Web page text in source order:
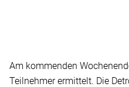
Am kommenden
Teilnehmer ermittelt. Die